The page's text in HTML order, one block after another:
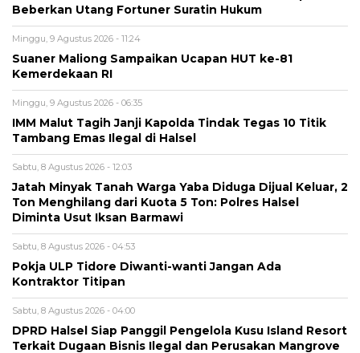
Beberkan Utang Fortuner Suratin Hukum
Minggu, 9 Agustus 2026 - 11:24
Suaner Maliong Sampaikan Ucapan HUT ke-81
Kemerdekaan RI
Minggu, 9 Agustus 2026 - 06:35
IMM Malut Tagih Janji Kapolda Tindak Tegas 10 Titik
Tambang Emas Ilegal di Halsel
Sabtu, 8 Agustus 2026 - 12:03
Jatah Minyak Tanah Warga Yaba Diduga Dijual Keluar, 2
Ton Menghilang dari Kuota 5 Ton: Polres Halsel
Diminta Usut Iksan Barmawi
Sabtu, 8 Agustus 2026 - 04:53
Pokja ULP Tidore Diwanti-wanti Jangan Ada
Kontraktor Titipan
Sabtu, 8 Agustus 2026 - 04:00
DPRD Halsel Siap Panggil Pengelola Kusu Island Resort
Terkait Dugaan Bisnis Ilegal dan Perusakan Mangrove